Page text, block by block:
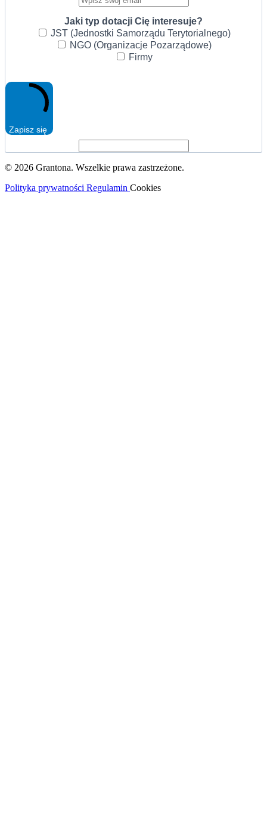
Jaki typ dotacji Cię interesuje?
JST (Jednostki Samorządu Terytorialnego)
NGO (Organizacje Pozarządowe)
Firmy
Zapisz się
© 2026 Grantona. Wszelkie prawa zastrzeżone.
Polityka prywatności Regulamin Cookies